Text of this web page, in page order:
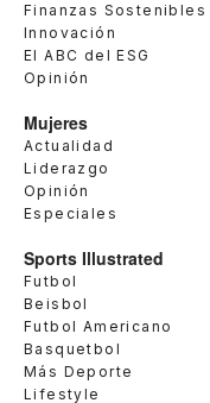
Finanzas Sostenibles
Innovación
El ABC del ESG
Opinión
Mujeres
Actualidad
Liderazgo
Opinión
Especiales
Sports Illustrated
Futbol
Beisbol
Futbol Americano
Basquetbol
Más Deporte
Lifestyle